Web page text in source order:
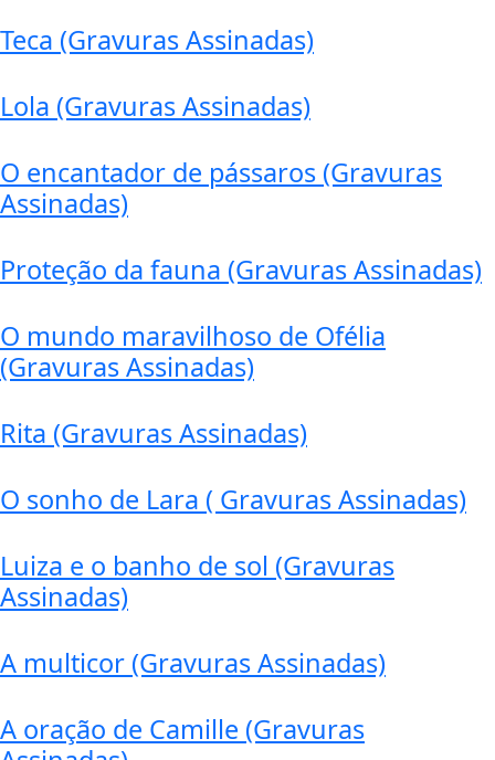
Teca (Gravuras Assinadas)
Lola (Gravuras Assinadas)
O encantador de pássaros (Gravuras
Assinadas)
Proteção da fauna (Gravuras Assinadas)
O mundo maravilhoso de Ofélia
(Gravuras Assinadas)
Rita (Gravuras Assinadas)
O sonho de Lara ( Gravuras Assinadas)
Luiza e o banho de sol (Gravuras
Assinadas)
A multicor (Gravuras Assinadas)
A oração de Camille (Gravuras